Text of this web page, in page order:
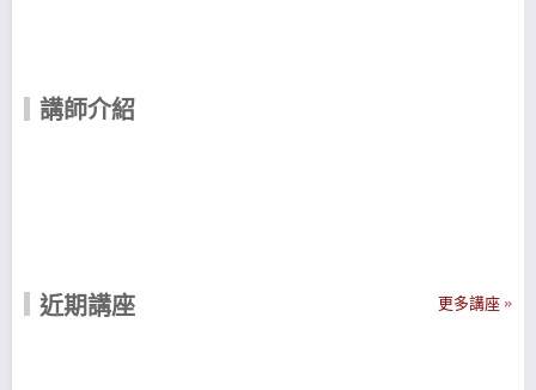
講師介紹
近期講座 更多講座